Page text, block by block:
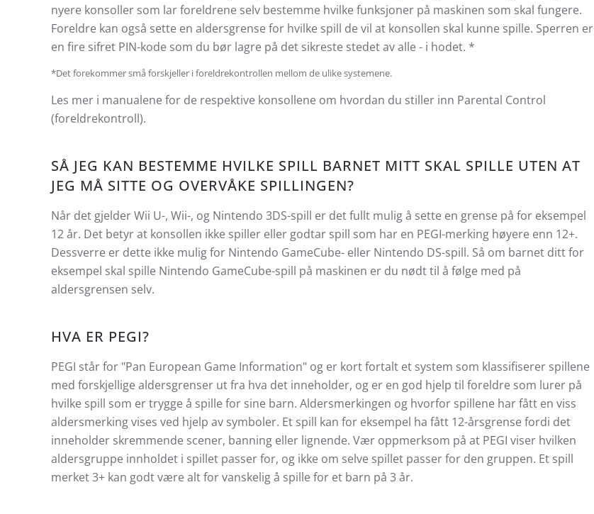
nyere konsoller som lar foreldrene selv bestemme hvilke funksjoner på maskinen som skal fungere.
Foreldre kan også sette en aldersgrense for hvilke spill de vil at konsollen skal kunne spille. Sperren er
en fire sifret PIN-kode som du bør lagre på det sikreste stedet av alle - i hodet. *
*Det forekommer små forskjeller i foreldrekontrollen mellom de ulike systemene.
Les mer i manualene for de respektive konsollene om hvordan du stiller inn Parental Control
(foreldrekontroll).
SÅ JEG KAN BESTEMME HVILKE SPILL BARNET MITT SKAL SPILLE UTEN AT
JEG MÅ SITTE OG OVERVÅKE SPILLINGEN?
Når det gjelder Wii U-, Wii-, og Nintendo 3DS-spill er det fullt mulig å sette en grense på for eksempel
12 år. Det betyr at konsollen ikke spiller eller godtar spill som har en PEGI-merking høyere enn 12+.
Dessverre er dette ikke mulig for Nintendo GameCube- eller Nintendo DS-spill. Så om barnet ditt for
eksempel skal spille Nintendo GameCube-spill på maskinen er du nødt til å følge med på
aldersgrensen selv.
HVA ER PEGI?
PEGI står for "Pan European Game Information" og er kort fortalt et system som klassifiserer spillene
med forskjellige aldersgrenser ut fra hva det inneholder, og er en god hjelp til foreldre som lurer på
hvilke spill som er trygge å spille for sine barn. Aldersmerkingen og hvorfor spillene har fått en viss
aldersmerking vises ved hjelp av symboler. Et spill kan for eksempel ha fått 12-årsgrense fordi det
inneholder skremmende scener, banning eller lignende. Vær oppmerksom på at PEGI viser hvilken
aldersgruppe innholdet i spillet passer for, og ikke om selve spillet passer for den gruppen. Et spill
merket 3+ kan godt være alt for vanskelig å spille for et barn på 3 år.